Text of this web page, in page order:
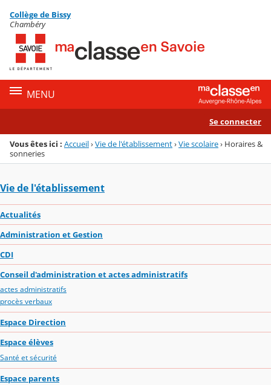
Menu de la rubrique
Contenu
Collège de Bissy
Chambéry
MENU
Se connecter
Vous êtes ici : Accueil›Vie de l'établissement›Vie scolaire› Horaires &
sonneries
Vie de l'établissement
Actualités
Administration et Gestion
CDI
Conseil d'administration et actes administratifs
actes administratifs
procès verbaux
Espace Direction
Espace élèves
Santé et sécurité
Espace parents